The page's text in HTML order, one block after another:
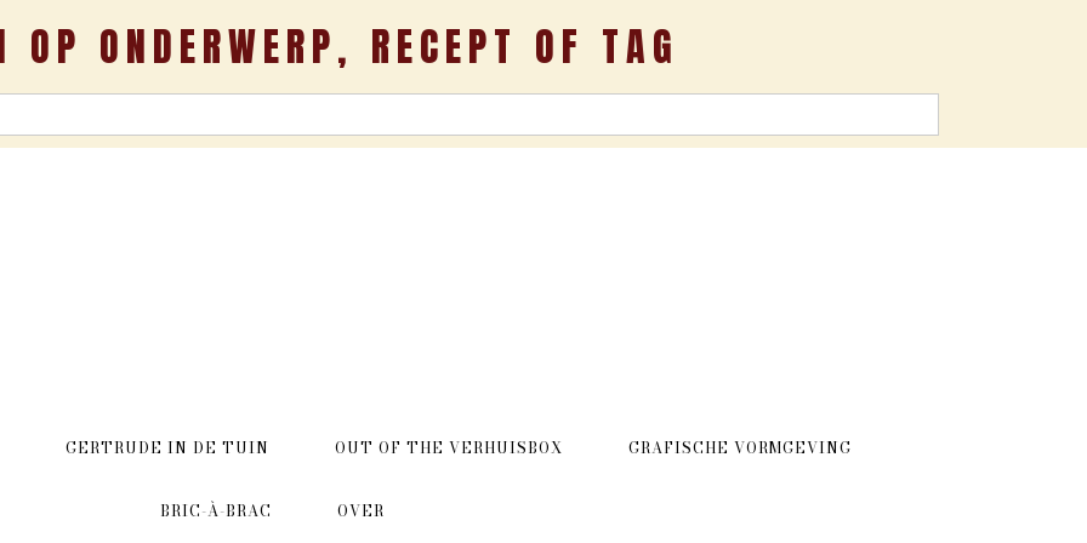
OP ONDERWERP, RECEPT OF TAG
GERTRUDE IN DE TUIN OUT OF THE VERHUISBOX GRAFISCHE VORMGEVING
BRIC-À-BRAC OVER